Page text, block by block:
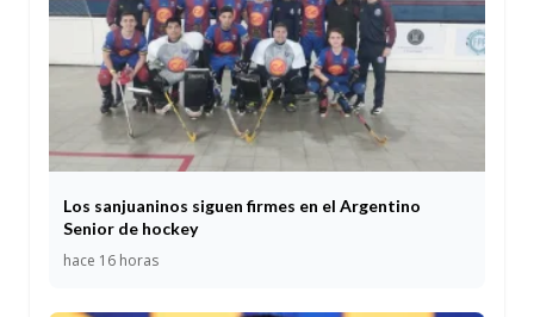
Los sanjuaninos siguen firmes en el Argentino
Senior de hockey
hace 16 horas